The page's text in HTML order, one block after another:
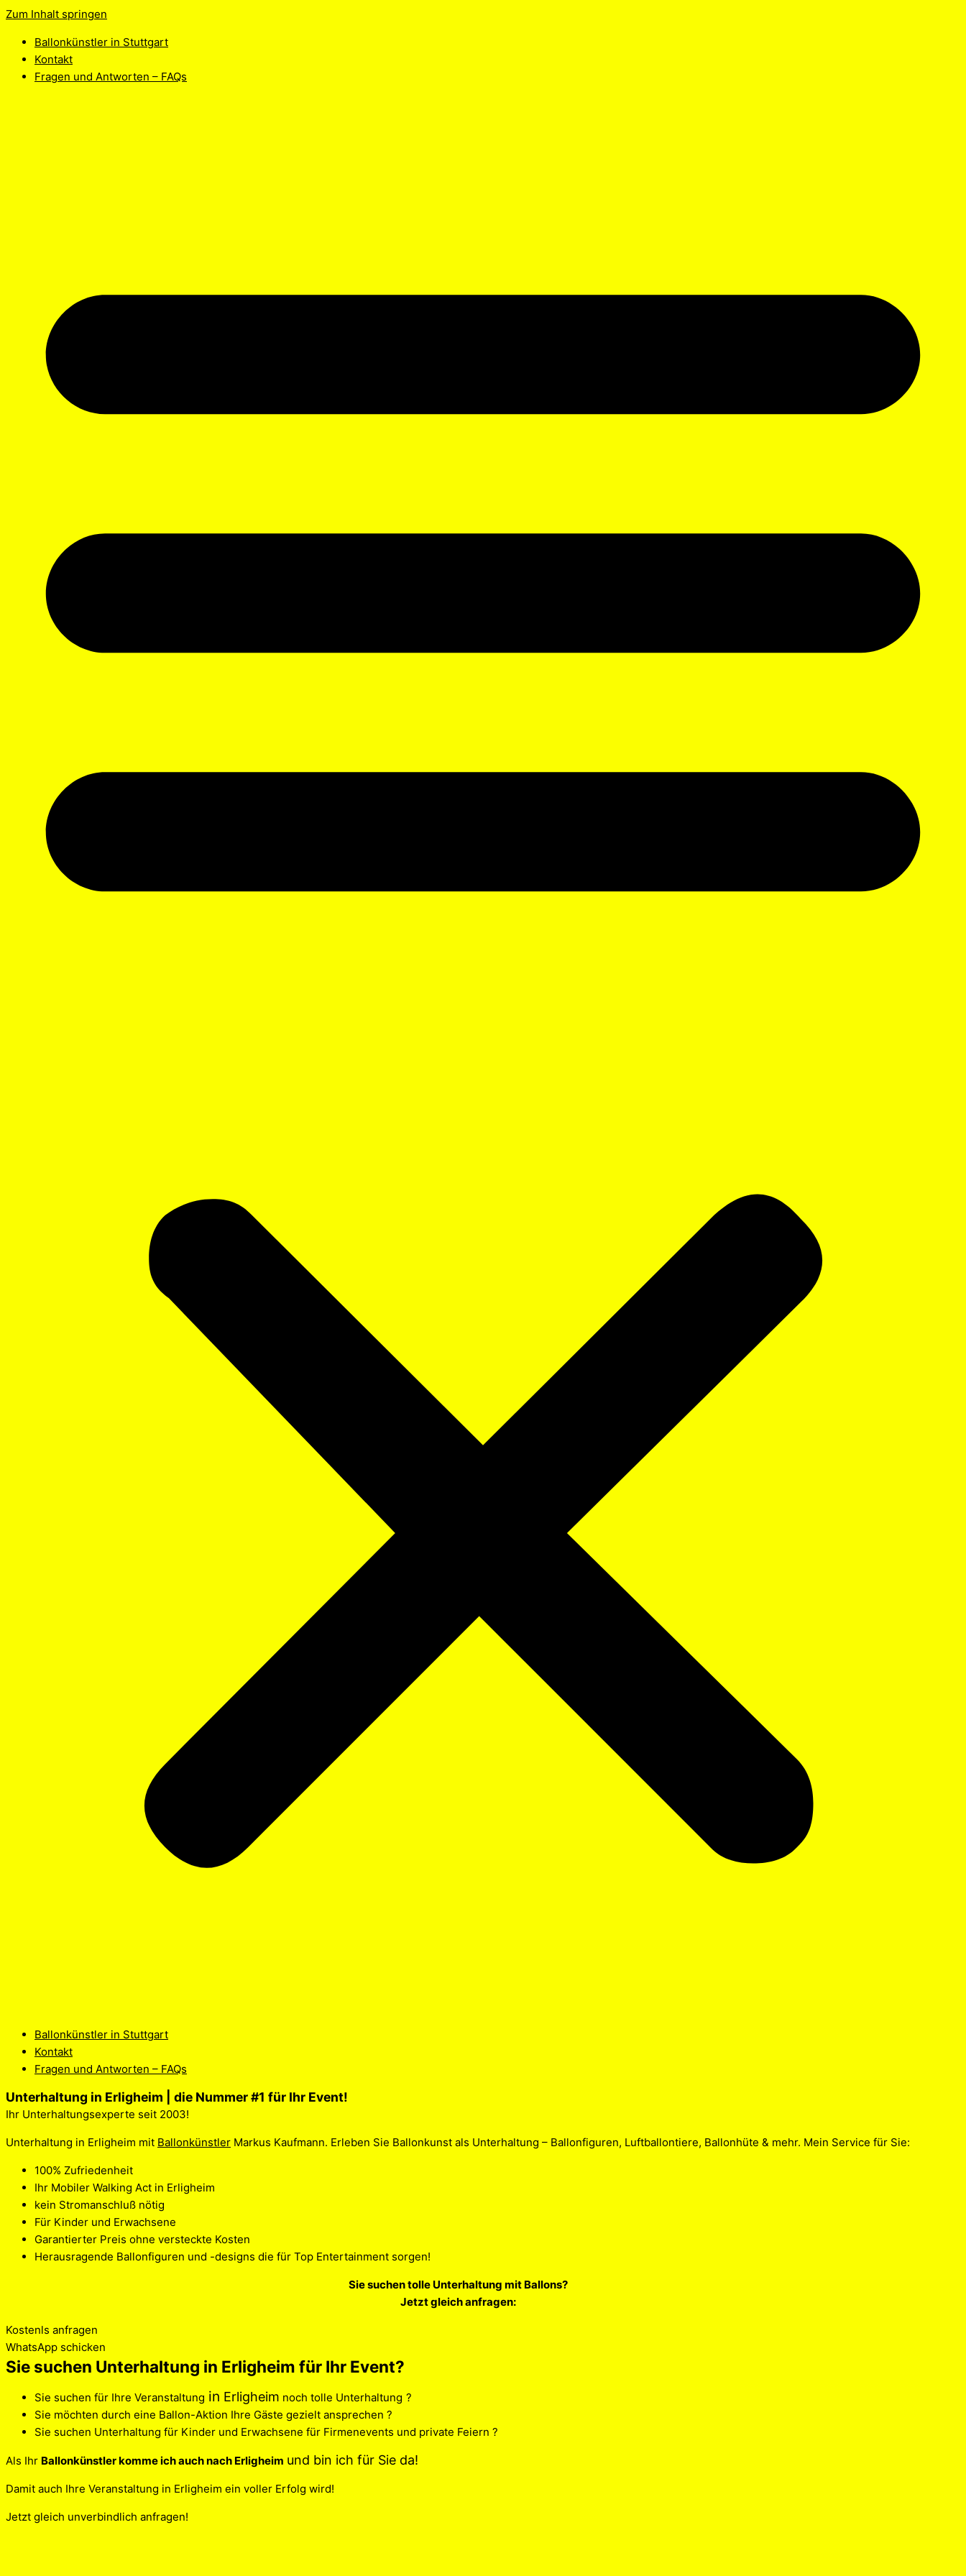
Zum Inhalt springen
Ballonkünstler in Stuttgart
Kontakt
Fragen und Antworten – FAQs
Ballonkünstler in Stuttgart
Kontakt
Fragen und Antworten – FAQs
Unterhaltung in Erligheim | die Nummer #1 für Ihr Event!
Ihr Unterhaltungsexperte seit 2003!
Unterhaltung in Erligheim mit Ballonkünstler Markus Kaufmann. Erleben Sie Ballonkunst als Unterhaltung – Ballonfiguren, Luftballontiere, Ballonhüte & mehr. Mein Service für Sie:
100% Zufriedenheit
Ihr Mobiler Walking Act in Erligheim
kein Stromanschluß nötig
Für Kinder und Erwachsene
Garantierter Preis ohne versteckte Kosten
Herausragende Ballonfiguren und -designs die für Top Entertainment sorgen!
Sie suchen tolle Unterhaltung mit Ballons?
Jetzt gleich anfragen:
Kostenls anfragen
WhatsApp schicken
Sie suchen Unterhaltung in Erligheim für Ihr Event?
Sie suchen für Ihre Veranstaltung in Erligheim noch tolle Unterhaltung ?
Sie möchten durch eine Ballon-Aktion Ihre Gäste gezielt ansprechen ?
Sie suchen Unterhaltung für Kinder und Erwachsene für Firmenevents und private Feiern ?
Als Ihr Ballonkünstler komme ich auch nach Erligheim und bin ich für Sie da!
Damit auch Ihre Veranstaltung in Erligheim ein voller Erfolg wird!
Jetzt gleich unverbindlich anfragen!